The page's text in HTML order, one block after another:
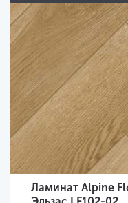
Ламинат Alpine